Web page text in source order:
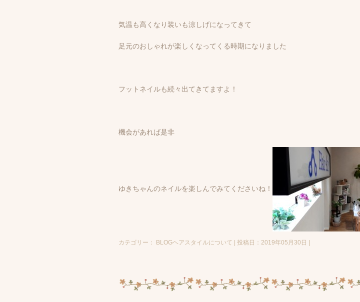
気温も高くなり装いも涼しげになってきて
足元のおしゃれが楽しくなってくる時期になりました
フットネイルも続々出てきてますよ！
機会があれば是非
ゆきちゃんのネイルを楽しんでみてくださいね！
カテゴリー： BLOGヘアスタイルについて | 投稿日：2019年05月30日 |